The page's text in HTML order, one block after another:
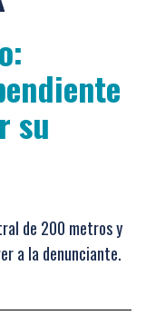
su
de 200 metros y
a la denunciante.